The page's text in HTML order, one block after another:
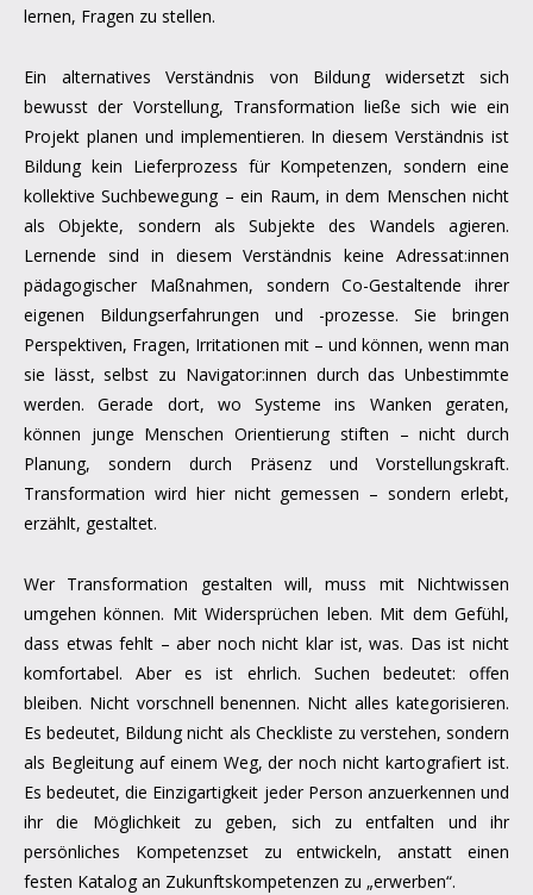
lernen, Fragen zu stellen.
Ein alternatives Verständnis von Bildung widersetzt sich
bewusst der Vorstellung, Transformation ließe sich wie ein
Projekt planen und implementieren. In diesem Verständnis ist
Bildung kein Lieferprozess für Kompetenzen, sondern eine
kollektive Suchbewegung – ein Raum, in dem Menschen nicht
als Objekte, sondern als Subjekte des Wandels agieren.
Lernende sind in diesem Verständnis keine Adressat:innen
pädagogischer Maßnahmen, sondern Co-Gestaltende ihrer
eigenen Bildungserfahrungen und -prozesse. Sie bringen
Perspektiven, Fragen, Irritationen mit – und können, wenn man
sie lässt, selbst zu Navigator:innen durch das Unbestimmte
werden. Gerade dort, wo Systeme ins Wanken geraten,
können junge Menschen Orientierung stiften – nicht durch
Planung, sondern durch Präsenz und Vorstellungskraft.
Transformation wird hier nicht gemessen – sondern erlebt,
erzählt, gestaltet.
Wer Transformation gestalten will, muss mit Nichtwissen
umgehen können. Mit Widersprüchen leben. Mit dem Gefühl,
dass etwas fehlt – aber noch nicht klar ist, was. Das ist nicht
komfortabel. Aber es ist ehrlich. Suchen bedeutet: offen
bleiben. Nicht vorschnell benennen. Nicht alles kategorisieren.
Es bedeutet, Bildung nicht als Checkliste zu verstehen, sondern
als Begleitung auf einem Weg, der noch nicht kartografiert ist.
Es bedeutet, die Einzigartigkeit jeder Person anzuerkennen und
ihr die Möglichkeit zu geben, sich zu entfalten und ihr
persönliches Kompetenzset zu entwickeln, anstatt einen
festen Katalog an Zukunftskompetenzen zu „erwerben“.